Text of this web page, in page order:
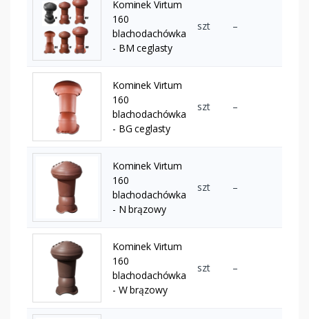
Kominek Virtum
160
blachodachówka
- BM ceglasty
szt –
Kominek Virtum
160
blachodachówka
- BG ceglasty
szt –
Kominek Virtum
160
blachodachówka
- N brązowy
szt –
Kominek Virtum
160
blachodachówka
- W brązowy
szt –